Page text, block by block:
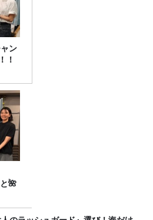
ン
！
🌺